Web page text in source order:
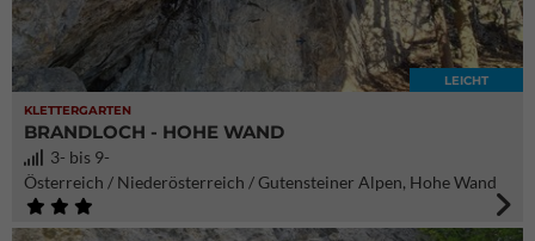
KLETTERGARTEN
LEICHT
BRANDLOCH - HOHE WAND
3- bis 9-
Österreich / Niederösterreich / Gutensteiner Alpen, Hohe Wand